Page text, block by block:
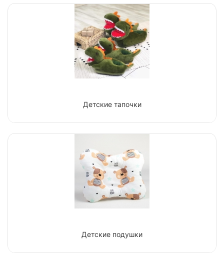
Детские тапочки
Детские подушки